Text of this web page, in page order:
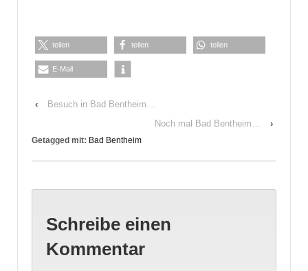
teilen teilen teilen
E-Mail
‹
Besuch in Bad Bentheim…
Noch mal Bad Bentheim…
›
Getagged mit: Bad Bentheim
Schreibe einen
Kommentar